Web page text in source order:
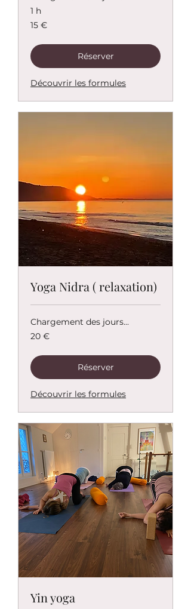
1 h
15
euros
15 €
Réserver
Découvrir les formules
Yoga Nidra ( relaxation)
Chargement des jours...
20
euros
20 €
Réserver
Découvrir les formules
Yin yoga